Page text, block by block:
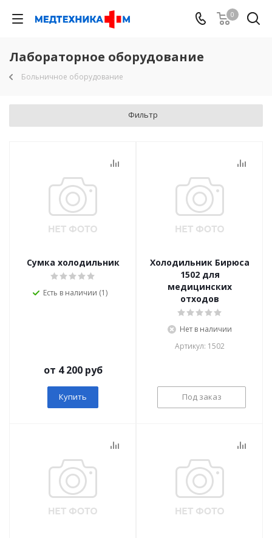
0
Лабораторное оборудование
Больничное оборудование
Фильтр
Сумка холодильник
Есть в наличии (1)
от 4 200 руб
Купить
Холодильник Бирюса
1502 для
медицинских
отходов
Нет в наличии
Артикул: 1502
Под заказ